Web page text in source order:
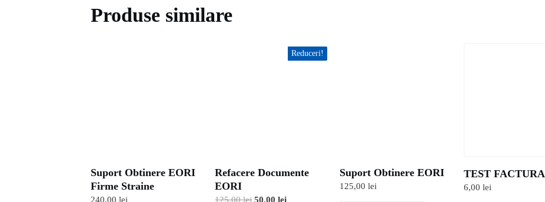
Produse similare
Suport Obtinere EORI
Firme Straine
240,00 lei
Reduceri!
Refacere Documente
EORI
125,00lei Prețul
50,00lei
Suport Obtinere EORI
125,00 lei
TEST FACTURA
6,00 lei